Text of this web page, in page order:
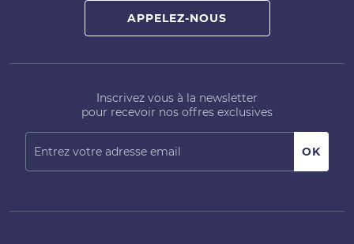
APPELEZ-NOUS
Inscrivez vous à la newsletter
pour recevoir nos offres exclusives